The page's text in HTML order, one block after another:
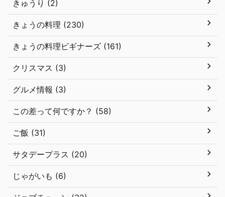
きゅうり (2)
きょうの料理 (230)
きょうの料理ビギナーズ (161)
クリスマス (3)
グルメ情報 (3)
この差って何ですか？ (58)
ご飯 (31)
サタデープラス (20)
じゃがいも (6)